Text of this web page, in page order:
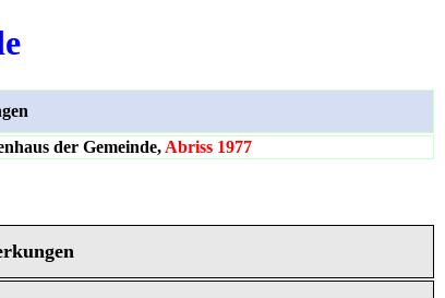
der Gemeinde, Abriss 1977